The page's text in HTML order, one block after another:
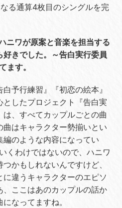
る通算4枚目のシングルを完
ニワが原案と音楽を担当する
きでした。～告白実行委員
ます。
予行練習』『初恋の絵本』
としたプロジェクト『告白実
、すべてカップルごとの曲
はキャラクター勢揃いとい
編のような内容になってい
くわけではないので、ハニワ
かもしれないんですけど、
違うキャラクターのエピソ
ここはあのカップルの話か
なってますね。